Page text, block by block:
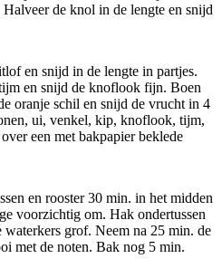
de knol in de lengte en snijd
en snijd in de lengte in partjes.
en snijd de knoflook fijn. Boen
oranje schil en snijd de vrucht in 4
ui, venkel, kip, knoflook, tijm,
een met bakpapier beklede
en rooster 30 min. in het midden
voorzichtig om. Hak ondertussen
grof. Neem na 25 min. de
met de noten. Bak nog 5 min.